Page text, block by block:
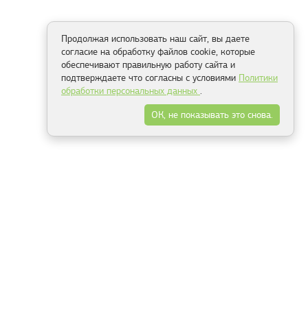
Продолжая использовать наш сайт, вы даете
согласие на обработку файлов cookie, которые
обеспечивают правильную работу сайта и
подтверждаете что согласны с условиями Политики
обработки персональных данных .
ОК, не показывать это снова.